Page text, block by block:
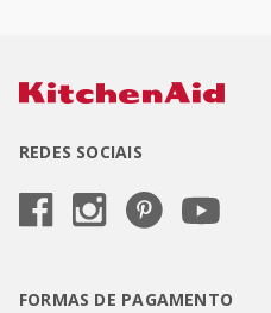
REDES SOCIAIS
FORMAS DE PAGAMENTO